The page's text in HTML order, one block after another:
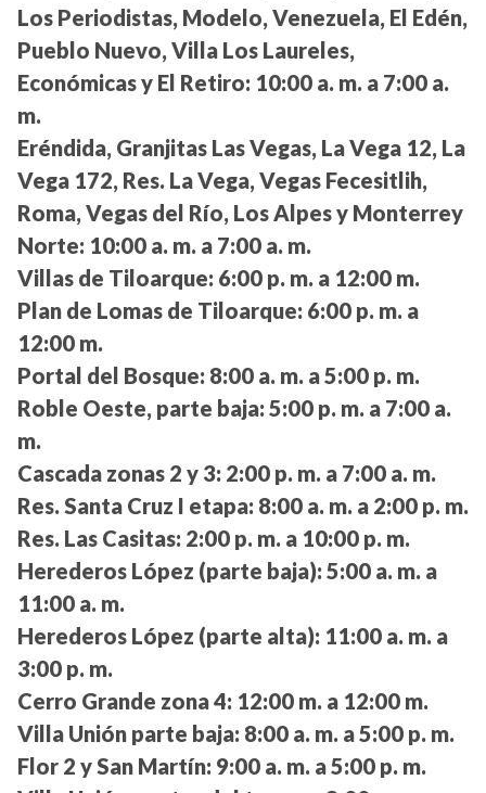
Los Periodistas, Modelo, Venezuela, El Edén,
Pueblo Nuevo, Villa Los Laureles,
Económicas y El Retiro: 10:00 a. m. a 7:00 a.
m.
Eréndida, Granjitas Las Vegas, La Vega 12, La
Vega 172, Res. La Vega, Vegas Fecesitlih,
Roma, Vegas del Río, Los Alpes y Monterrey
Norte: 10:00 a. m. a 7:00 a. m.
Villas de Tiloarque: 6:00 p. m. a 12:00 m.
Plan de Lomas de Tiloarque: 6:00 p. m. a
12:00 m.
Portal del Bosque: 8:00 a. m. a 5:00 p. m.
Roble Oeste, parte baja: 5:00 p. m. a 7:00 a.
m.
Cascada zonas 2 y 3: 2:00 p. m. a 7:00 a. m.
Res. Santa Cruz I etapa: 8:00 a. m. a 2:00 p. m.
Res. Las Casitas: 2:00 p. m. a 10:00 p. m.
Herederos López (parte baja): 5:00 a. m. a
11:00 a. m.
Herederos López (parte alta): 11:00 a. m. a
3:00 p. m.
Cerro Grande zona 4: 12:00 m. a 12:00 m.
Villa Unión parte baja: 8:00 a. m. a 5:00 p. m.
Flor 2 y San Martín: 9:00 a. m. a 5:00 p. m.